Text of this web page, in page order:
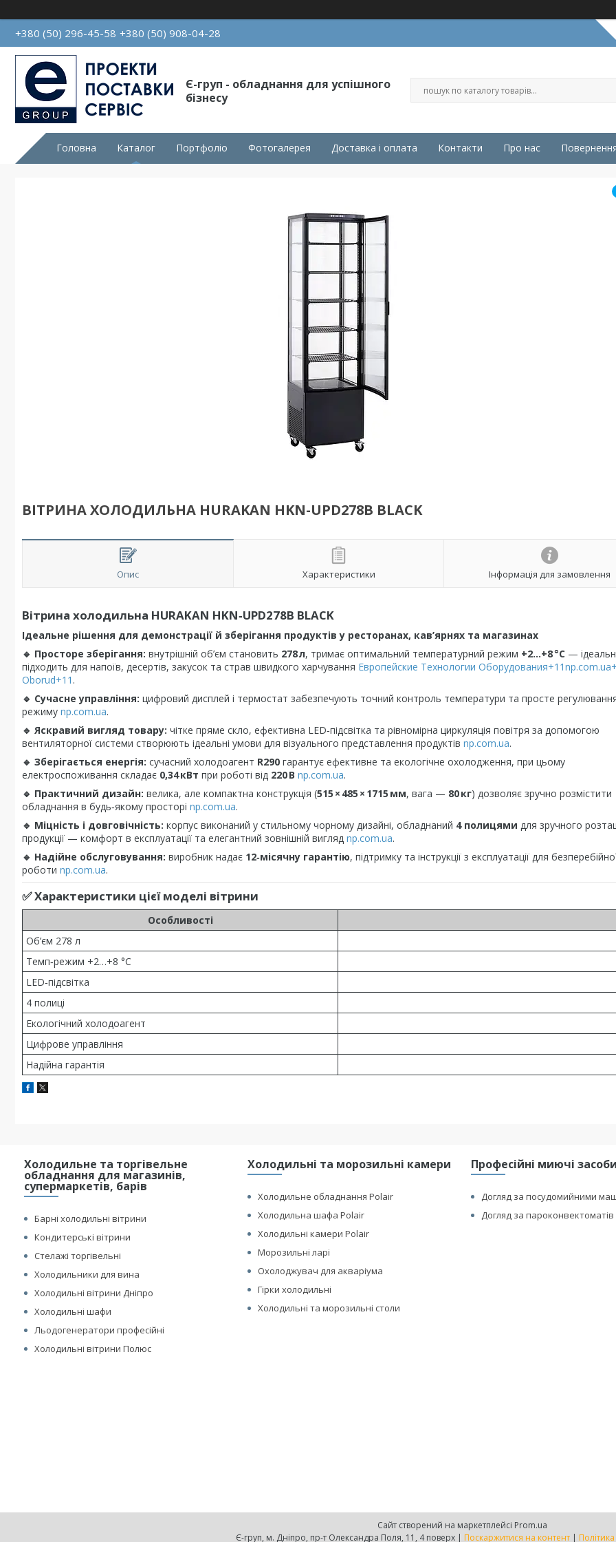
+380 (50) 296-45-58 +380 (50) 908-04-28
Є-груп - обладнання для успішного
бізнесу
Головна Каталог Портфоліо Фотогалерея Доставка і оплата Контакти Про нас
ВІТРИНА ХОЛОДИЛЬНА HURAKAN HKN-UPD278B BLACK
Опис Характеристики Інформація для замовлення
Вітрина холодильна HURAKAN HKN‑UPD278B BLACK
Ідеальне рішення для демонстрації й зберігання продуктів у ресторанах, кав’ярнях та магазинах
🔹 Просторе зберігання: внутрішній об’єм становить 278 л, тримає оптимальний температурний режим +2…+8 °C —
підходить для напоїв, десертів, закусок та страв швидкого харчування Европейские Технологии
Oborud+11 .
🔹 Сучасне управління: цифровий дисплей і термостат забезпечують точний контроль температури та просте
режиму np.com.ua.
🔹 Яскравий вигляд товару: чітке пряме скло, ефективна LED‑підсвітка та рівномірна циркуляція повітря за допомогою
вентиляторної системи створюють ідеальні умови для візуального представлення продуктів np.com.ua.
🔹 Зберігається енергія: сучасний холодоагент R290 гарантує ефективне та екологічне охолодження, при цьому
електроспоживання складає 0,34 кВт при роботі від 220 В np.com.ua.
🔹 Практичний дизайн: велика, але компактна конструкція (515 × 485 × 1715 мм, вага — 80 кг) дозволяє зручно розмістити
обладнання в будь‑якому просторі np.com.ua.
🔹 Міцність і довговічність: корпус виконаний у стильному чорному дизайні, обладнаний 4 полицями для зручного
продукції — комфорт в експлуатації та елегантний зовнішній вигляд np.com.ua.
🔹 Надійне обслуговування: виробник надає 12‑місячну гарантію, підтримку та інструкції з експлуатації для
роботи np.com.ua.
✅ Характеристики цієї моделі вітрини
Особливості
Об’єм 278 л
Темп‑режим +2…+8 °C
LED‑підсвітка
4 полиці
Екологічний холодоагент
Цифрове управління
Надійна гарантія
Холодильне та торгівельне
обладнання для магазинів,
супермаркетів, барів
Барні холодильні вітрини
Кондитерські вітрини
Стелажі торгівельні
Холодильники для вина
Холодильні вітрини Дніпро
Холодильні шафи
Льодогенератори професійні
Холодильні вітрини Полюс
Холодильні та морозильні камери
Холодильне обладнання Polair
Холодильна шафа Polair
Холодильні камери Polair
Морозильні ларі
Охолоджувач для акваріума
Гірки холодильні
Холодильні та морозильні столи
Професійні миючі засоби
Догляд за посудомийними
Догляд за пароконвектоматів
Сайт створений на маркетплейсі Prom.ua
Є-груп, м. Дніпро, пр-т Олександра Поля, 11, 4 поверх | Поскаржитися на контент |